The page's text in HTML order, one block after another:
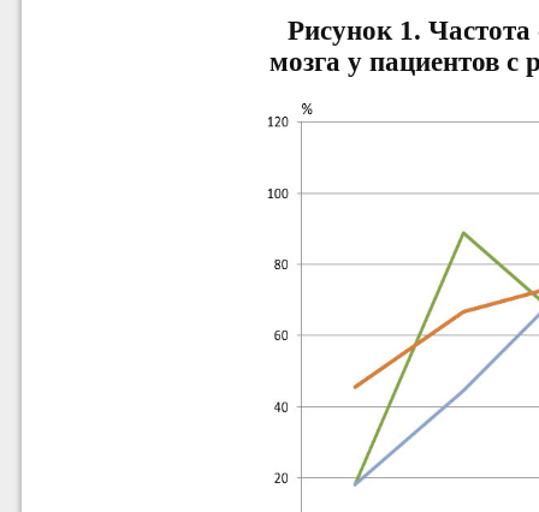
Рисунок 1.
мозга у пациентов